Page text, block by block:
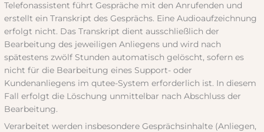
Telefonassistent führt Gespräche mit den Anrufenden und
erstellt ein Transkript des Gesprächs. Eine Audioaufzeichnung
erfolgt nicht. Das Transkript dient ausschließlich der
Bearbeitung des jeweiligen Anliegens und wird nach
spätestens zwölf Stunden automatisch gelöscht, sofern es
nicht für die Bearbeitung eines Support- oder
Kundenanliegens im qutee-System erforderlich ist. In diesem
Fall erfolgt die Löschung unmittelbar nach Abschluss der
Bearbeitung.
Verarbeitet werden insbesondere Gesprächsinhalte (Anliegen,